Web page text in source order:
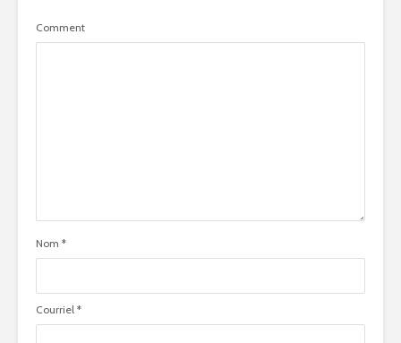
Comment
Nom *
Courriel *